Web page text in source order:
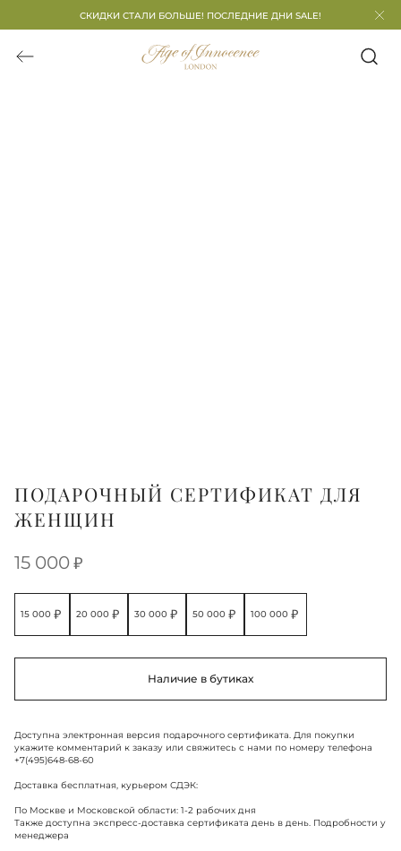
СКИДКИ СТАЛИ БОЛЬШЕ! ПОСЛЕДНИЕ ДНИ SALE!
ПОДАРОЧНЫЙ СЕРТИФИКАТ ДЛЯ
ЖЕНЩИН
15 000
15 000 20 000 30 000 50 000 100 000
Наличие в бутиках
Доступна электронная версия подарочного сертификата. Для покупки
укажите комментарий к заказу или свяжитесь с нами по номеру телефона
+7(495)648-68-60
Доставка бесплатная, курьером СДЭК:
По Москве и Московской области: 1-2 рабочих дня
Также доступна экспресс-доставка сертификата день в день. Подробности у
менеджера